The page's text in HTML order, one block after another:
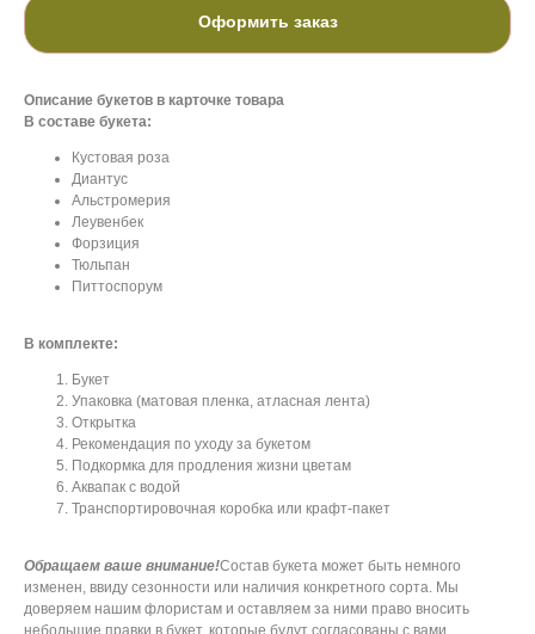
Оформить заказ
Описание букетов в карточке товара
В составе букета:
Кустовая роза
Диантус
Альстромерия
Леувенбек
Форзиция
Тюльпан
Питтоспорум
В комплекте:
Букет
Упаковка (матовая пленка, атласная лента)
Открытка
Рекомендация по уходу за букетом
Подкормка для продления жизни цветам
Аквапак с водой
Транспортировочная коробка или крафт-пакет
Обращаем ваше внимание!Состав букета может быть немного
изменен, ввиду сезонности или наличия конкретного сорта. Мы
доверяем нашим флористам и оставляем за ними право вносить
небольшие правки в букет, которые будут согласованы с вами.